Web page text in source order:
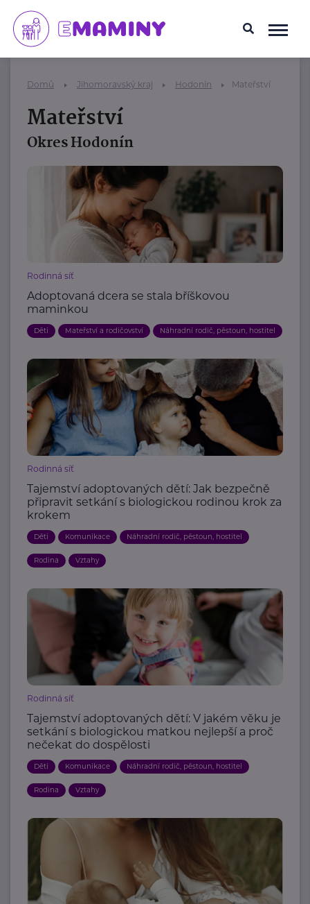
Domů Jihomoravský kraj Hodonín Mateřství
Mateřství
Okres Hodonín
Rodinná síť
Adoptovaná dcera se stala bříškovou
maminkou
Děti Mateřství a rodičovství Náhradní rodič, pěstoun, hostitel
Rodinná síť
Tajemství adoptovaných dětí: Jak bezpečně
připravit setkání s biologickou rodinou krok za
krokem
Děti Komunikace Náhradní rodič, pěstoun, hostitel
Rodina Vztahy
Rodinná síť
Tajemství adoptovaných dětí: V jakém věku je
setkání s biologickou matkou nejlepší a proč
nečekat do dospělosti
Děti Komunikace Náhradní rodič, pěstoun, hostitel
Rodina Vztahy